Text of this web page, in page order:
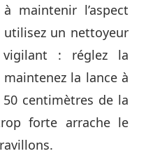
maintenir l’aspect
utilisez un nettoyeur
vigilant : réglez la
la lance à
50 centimètres de la
forte arrache le